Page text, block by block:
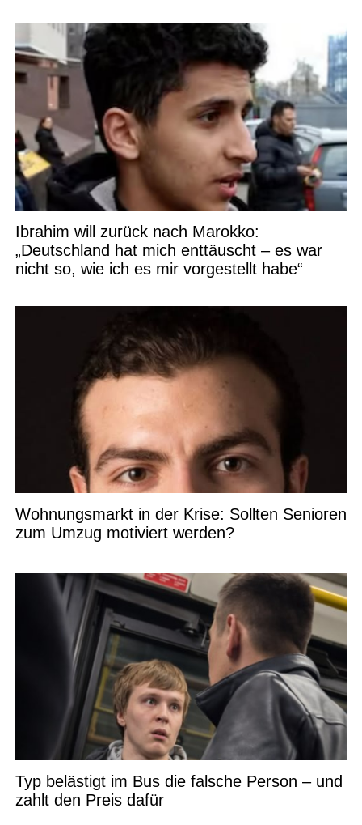
Ibrahim will zurück nach Marokko:
„Deutschland hat mich enttäuscht – es war
nicht so, wie ich es mir vorgestellt habe“
Wohnungsmarkt in der Krise: Sollten Senioren
zum Umzug motiviert werden?
Typ belästigt im Bus die falsche Person – und
zahlt den Preis dafür